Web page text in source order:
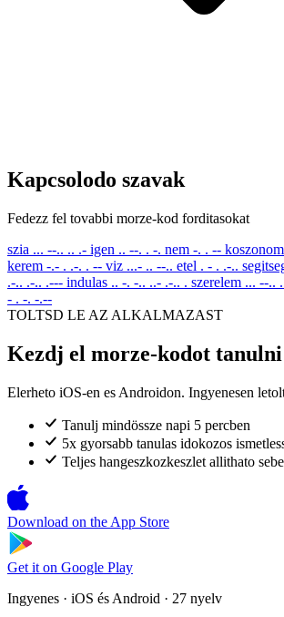
Kapcsolodo szavak
Fedezz fel tovabbi morze-kod forditasokat
szia ... --.. .. .- igen .. --. . -. nem -. . -- koszonom
kerem -.- . .-. . -- viz ...- .. --.. etel . - . .-..
.-.. .-.. .--- indulas .. -. -.. ..- .-.. . szerelem ... --..
- . -. -.--
TOLTSD LE AZ ALKALMAZAST
Kezdj el morze-kodot
Elerheto iOS-en es Androidon. Ingyenesen
Tanulj mindössze napi 5 percben
5x gyorsabb tanulas idokozos
Teljes hangeszkozkeszlet allithato
Download on the App Store
Get it on Google Play
Ingyenes · iOS és Android · 27 nyelv